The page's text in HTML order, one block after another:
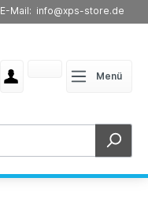
E-Mail: info@xps-store.de
Menü